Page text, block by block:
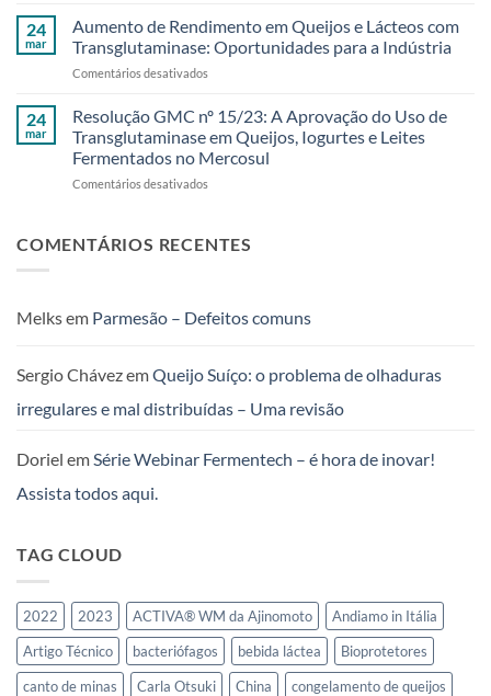
região!
35º
Seminário
Regional
da
Fermentech
foi
sucesso!
Seminário
Regional
Técnico:
Um
Exclusivo
Clientes
Fermentech
em
Santana
24
mar
Aumento de Rendimento em Queijos e Lácteos com
Transglutaminase: Oportunidades para a Indústria
Comentários desativados
de
Rendimento
em
Queijos
e
Transglutaminase:
Indústria
24
mar
Resolução GMC nº 15/23: A Aprovação do Uso de
Transglutaminase em Queijos, Iogurtes e Leites
Fermentados no Mercosul
Comentários desativados
nº
do
Transglutaminase
Queijos,
Leites
COMENTÁRIOS RECENTES
Melksem Parmesão – Defeitos comuns
Sergio ChávezemQueijo Suíço: o problema de olhaduras
irregulares e mal distribuídas – Uma revisão
Doriel emSérie Webinar Fermentech – é hora de inovar!
Assista todos aqui.
TAG CLOUD
2022 2023 ACTIVA® WM da Ajinomoto
Andiamo in Itália
Artigo Técnico
bacteriófagos bebida láctea
Bioprotetores
canto de minas
Carla Otsuki China
congelamento de queijos